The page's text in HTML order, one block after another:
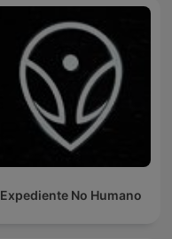
Expediente No Humano